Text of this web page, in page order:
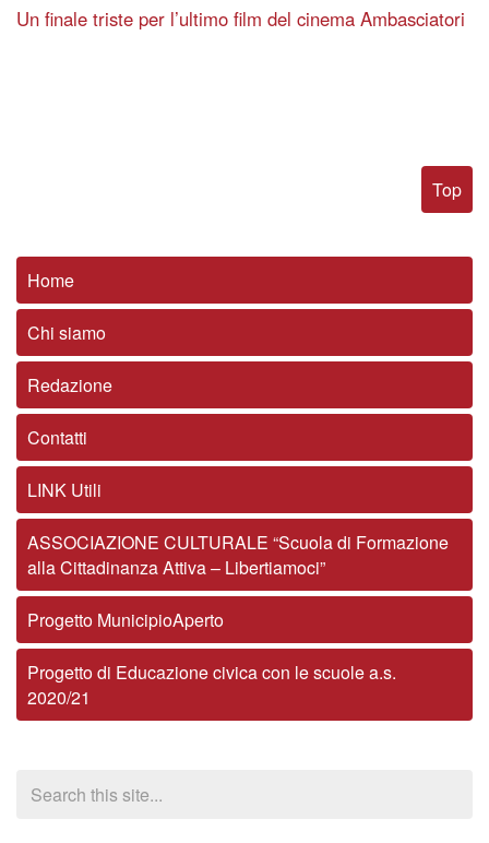
Un finale triste per l’ultimo film del cinema Ambasciatori
Top
Home
Chi siamo
Redazione
Contatti
LINK Utili
ASSOCIAZIONE CULTURALE “Scuola di Formazione
alla Cittadinanza Attiva – Libertiamoci”
Progetto MunicipioAperto
Progetto di Educazione civica con le scuole a.s.
2020/21